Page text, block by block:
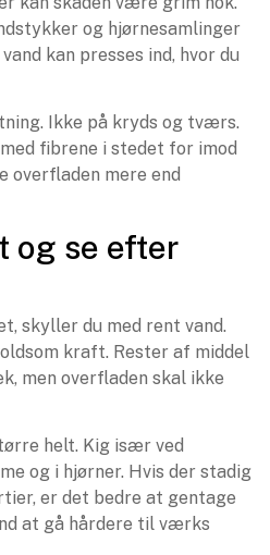
og hjørnesamlinger
kan presses ind, hvor du
Ikke på kryds og tværs.
fibrene i stedet for imod
overfladen mere end
og se efter
skyller du med rent vand.
kraft. Rester af middel
men overfladen skal ikke
helt. Kig især ved
og i hjørner. Hvis der stadig
er det bedre at gentage
at gå hårdere til værks